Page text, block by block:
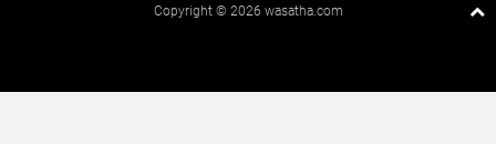
Copyright © 2026 wasatha.com